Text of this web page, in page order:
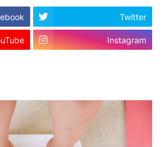
Twitter
Instagram